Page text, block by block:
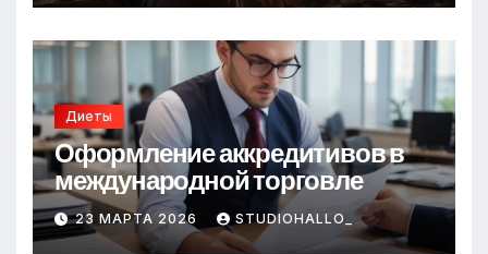
Диеты
Оформление аккредитивов в
международной торговле
23 МАРТА 2026 STUDIOHALLO_